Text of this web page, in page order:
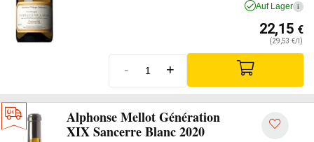
Auf Lager i
22,15 €
(29,53 €/l)
- +
Alphonse Mellot Génération
XIX Sancerre Blanc 2020